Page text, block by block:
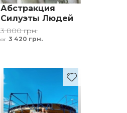
Абстракция
Силуэты Людей
Золотой Белый
Черный
3 800 грн.
от 3 420 грн.